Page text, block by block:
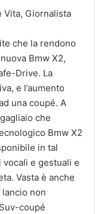
Vita, Giornalista
che la rendono
Bmw X2,
Drive. La
e l’aumento
una coupé. A
che
Bmw X2
in tal
vocali e gestuali e
Vasta è anche
non
coupé